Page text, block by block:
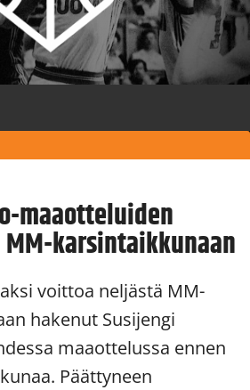
maaotteluiden
karsintaikkunaan
voittoa neljästä MM-
hakenut Susijengi
maaottelussa ennen
Päättyneen